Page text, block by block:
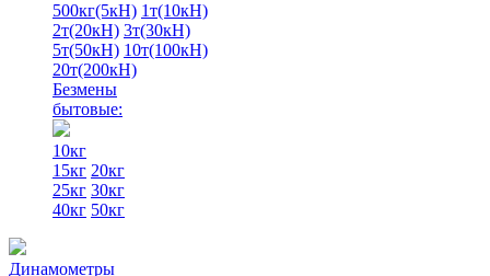
500кг(5кН) 1т(10кН)
2т(20кН) 3т(30кН)
5т(50кН) 10т(100кН)
20т(200кН)
Безмены
бытовые:
10кг
15кг 20кг
25кг 30кг
40кг 50кг
Динамометры